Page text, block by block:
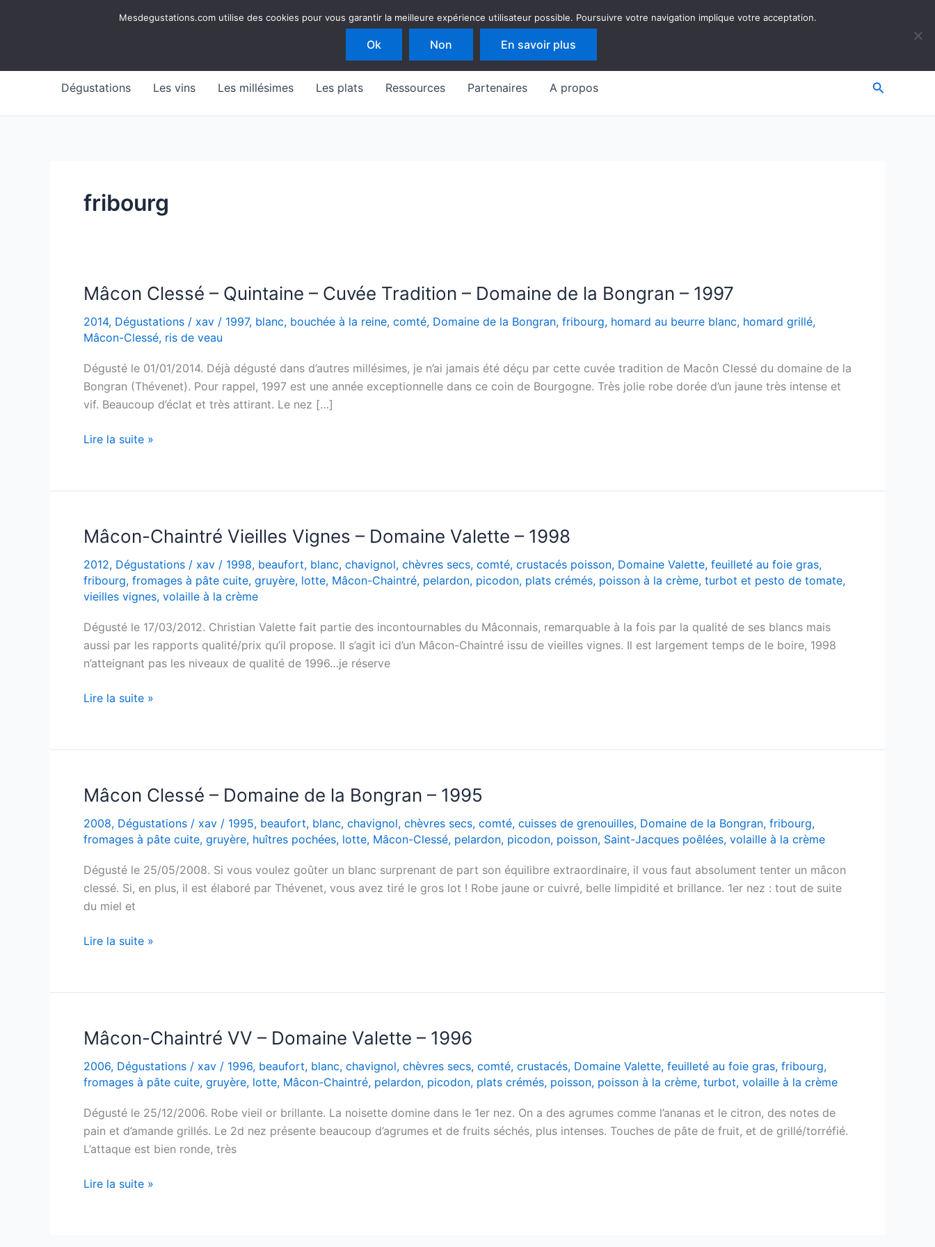
Mesdegustations
Dégustations Les vins Les millésimes Les plats Ressources Partenaires A propos
fribourg
Mâcon Clessé – Quintaine – Cuvée Tradition – Domaine de la Bongran – 1997
2014, Dégustations / xav / 1997, blanc, bouchée à la reine, comté, Domaine de la Bongran, fribourg, homard au beurre blanc, homard grillé,
Mâcon-Clessé, ris de veau
Dégusté le 01/01/2014. Déjà dégusté dans d’autres millésimes, je n’ai jamais été déçu par cette cuvée tradition de Macôn Clessé du domaine de la
Bongran (Thévenet). Pour rappel, 1997 est une année exceptionnelle dans ce coin de Bourgogne. Très jolie robe dorée d’un jaune très intense et
vif. Beaucoup d’éclat et très attirant. Le nez […]
Mâcon
Quintaine
Cuvée
Tradition
–
Domaine
de
la
Bongran
Lire la suite »
Mâcon-Chaintré Vieilles Vignes – Domaine Valette – 1998
2012, Dégustations / xav / 1998, beaufort, blanc, chavignol, chèvres secs, comté, crustacés poisson, Domaine Valette, feuilleté au foie gras,
fribourg, fromages à pâte cuite, gruyère, lotte, Mâcon-Chaintré, pelardon, picodon, plats crémés, poisson à la crème, turbot et pesto de tomate,
vieilles vignes, volaille à la crème
Dégusté le 17/03/2012. Christian Valette fait partie des incontournables du Mâconnais, remarquable à la fois par la qualité de ses blancs mais
aussi par les rapports qualité/prix qu’il propose. Il s’agit ici d’un Mâcon-Chaintré issu de vieilles vignes. Il est largement temps de le boire, 1998
n’atteignant pas les niveaux de qualité de 1996…je réserve
Mâcon-
Vignes
Domaine
Valette
–
1998
Lire la suite »
Mâcon Clessé – Domaine de la Bongran – 1995
2008, Dégustations / xav / 1995, beaufort, blanc, chavignol, chèvres secs, comté, cuisses de grenouilles, Domaine de la Bongran, fribourg,
fromages à pâte cuite, gruyère, huîtres pochées, lotte, Mâcon-Clessé, pelardon, picodon, poisson, Saint-Jacques poêlées, volaille à la crème
Dégusté le 25/05/2008. Si vous voulez goûter un blanc surprenant de part son équilibre extraordinaire, il vous faut absolument tenter un mâcon
clessé. Si, en plus, il est élaboré par Thévenet, vous avez tiré le gros lot ! Robe jaune or cuivré, belle limpidité et brillance. 1er nez : tout de suite
du miel et
Mâcon
Domaine
la
Bongran
–
1995
Lire la suite »
Mâcon-Chaintré VV – Domaine Valette – 1996
2006, Dégustations / xav / 1996, beaufort, blanc, chavignol, chèvres secs, comté, crustacés, Domaine Valette, feuilleté au foie gras, fribourg,
fromages à pâte cuite, gruyère, lotte, Mâcon-Chaintré, pelardon, picodon, plats crémés, poisson, poisson à la crème, turbot, volaille à la crème
Dégusté le 25/12/2006. Robe vieil or brillante. La noisette domine dans le 1er nez. On a des agrumes comme l’ananas et le citron, des notes de
pain et d’amande grillés. Le 2d nez présente beaucoup d’agrumes et de fruits séchés, plus intenses. Touches de pâte de fruit, et de grillé/torréfié.
L’attaque est bien ronde, très
Mâcon-
Lire la suite »
Mesdegustations.com utilise des cookies pour vous garantir la meilleure expérience utilisateur possible. Poursuivre votre navigation implique votre acceptation.
Ok Non En savoir plus